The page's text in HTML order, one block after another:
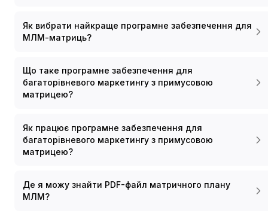
Як вибрати найкраще програмне забезпечення для
МЛМ-матриць?
Що таке програмне забезпечення для
багаторівневого маркетингу з примусовою
матрицею?
Як працює програмне забезпечення для
багаторівневого маркетингу з примусовою
матрицею?
Де я можу знайти PDF-файл матричного плану
МЛМ?